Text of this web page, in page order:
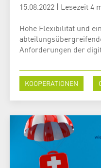
15.08.2022 | Lesezeit 4
Hohe Flexibilität und
Anforderungen der
KOOPERATIONEN